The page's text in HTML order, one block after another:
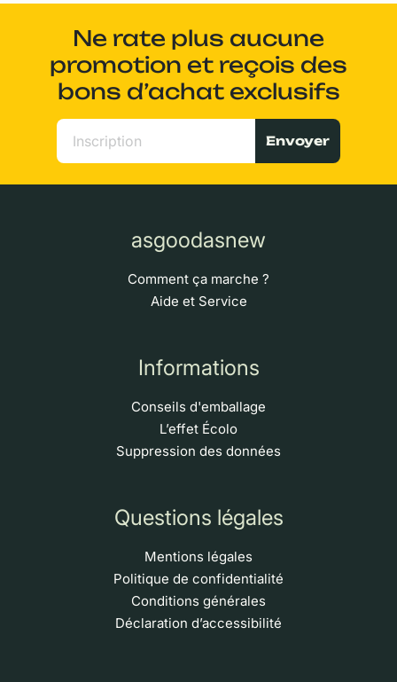
Ne rate plus aucune
promotion et reçois des
bons d’achat exclusifs
Envoyer
asgoodasnew
Comment ça marche ?
Aide et Service
Informations
Conseils d'emballage
L’effet Écolo
Suppression des données
Questions légales
Mentions légales
Politique de confidentialité
Conditions générales
Déclaration d’accessibilité